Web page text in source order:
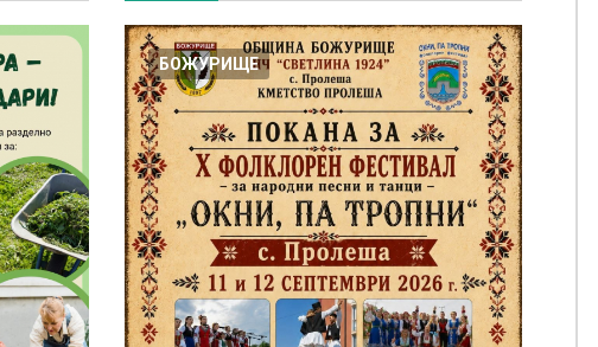
БОЖУРИЩЕ